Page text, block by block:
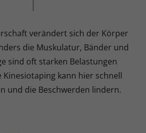
verändert sich der Körper
die Muskulatur, Bänder und
sind oft starken Belastungen
Kinesiotaping kann hier schnell
und die Beschwerden lindern.